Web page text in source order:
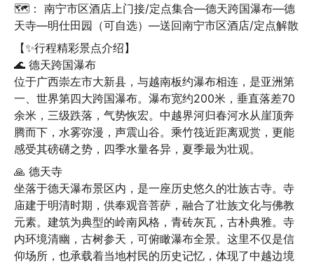
🗺️： 南宁市区酒店上门接/定点集合—德天跨国瀑布—德
天寺—明仕田园（可自选）—送回南宁市区酒店/定点解散
【✨行程精彩景点介绍】
🌊 德天跨国瀑布
位于广西崇左市大新县，与越南板约瀑布相连，是亚洲第
一、世界第四大跨国瀑布。瀑布宽约200米，垂直落差70
余米，三级跌落，气势恢宏。中越界河归春河水从崖顶奔
腾而下，水雾弥漫，声震山谷。乘竹筏近距离观赏，更能
感受其磅礴之势，四季水量各异，夏季最为壮观。
🙏 德天寺
坐落于德天瀑布景区内，是一座历史悠久的壮族古寺。寺
庙建于明清时期，供奉观音菩萨，融合了壮族文化与佛教
元素。建筑为典型的岭南风格，青砖灰瓦，古朴典雅。寺
内环境清幽，古树参天，可俯瞰瀑布全景。这里不仅是信
仰场所，也承载着当地村民的历史记忆，体现了中越边境